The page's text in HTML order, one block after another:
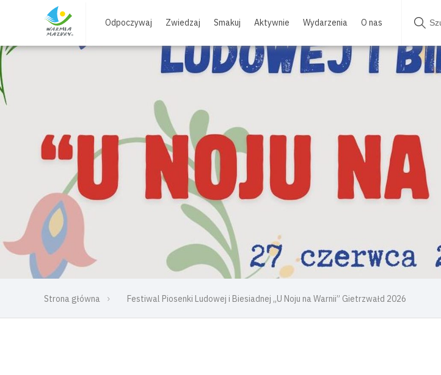
Odpoczywaj Zwiedzaj Smakuj Aktywnie Wydarzenia O nas
Strona główna Festiwal Piosenki Ludowej i Biesiadnej „U Noju na Warnii” Gietrzwałd 2026